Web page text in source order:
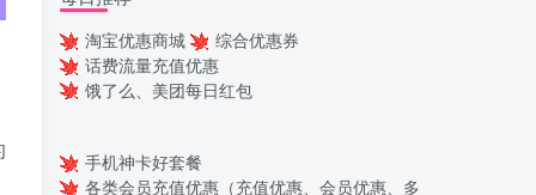
淘宝优惠商城
综合优惠券
话费流量充值优惠
饿了么、美团每日红包
手机神卡好套餐
各类会员充值优惠（充值优惠、会员优惠、多